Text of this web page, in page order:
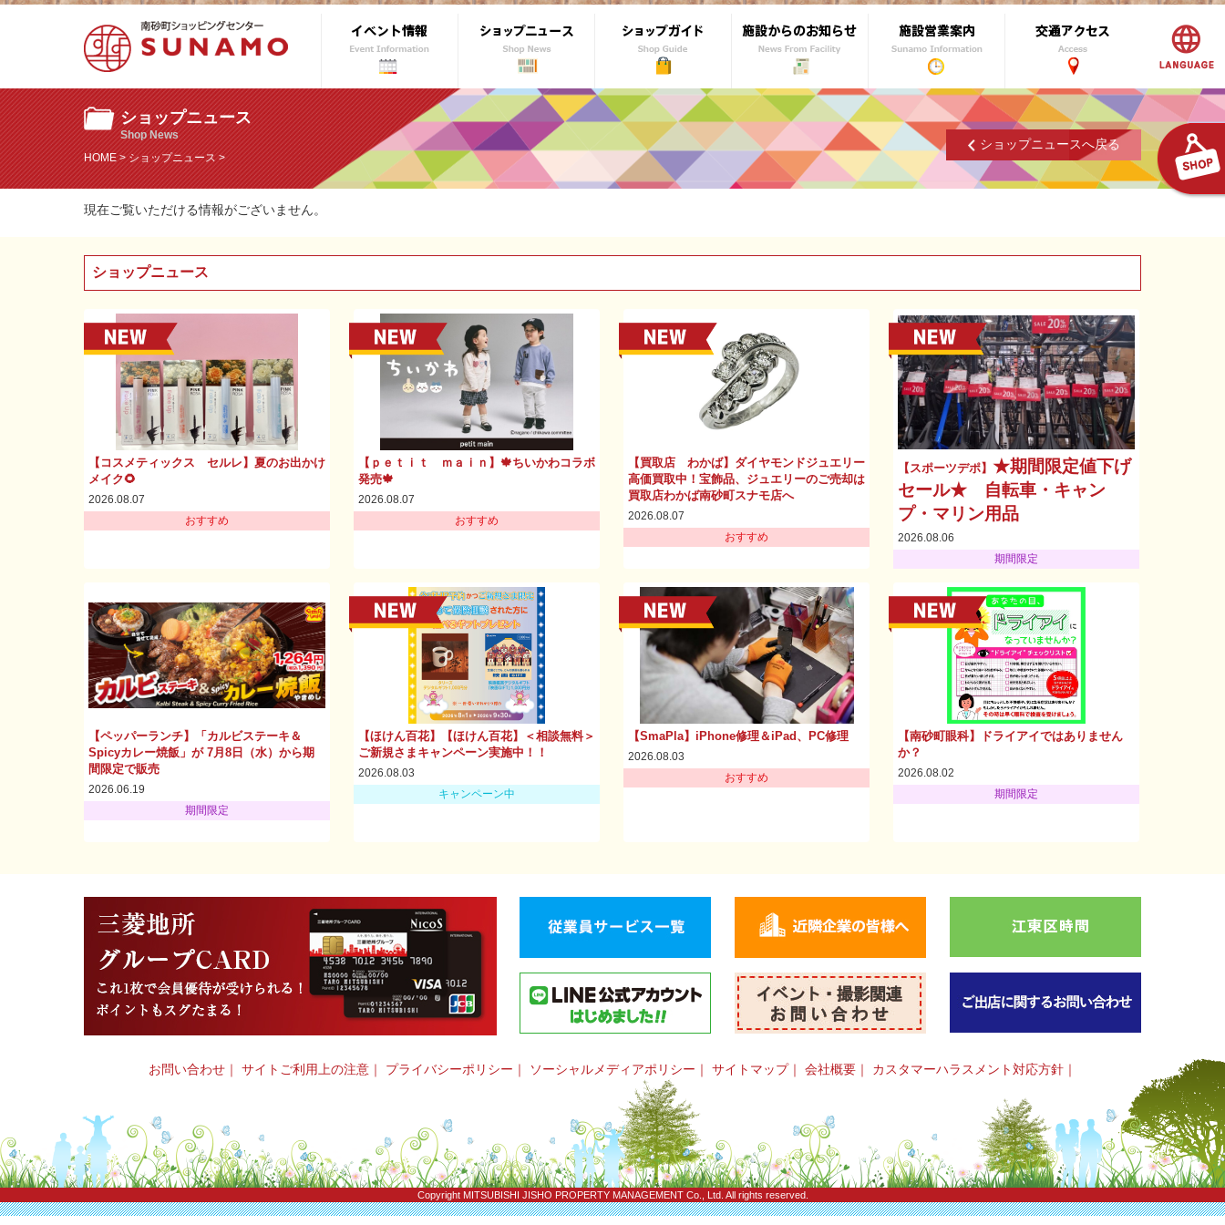
ショップニュース
Shop News
HOME>ショップニュース>
ショップニュースへ戻る
現在ご覧いただける情報がございません。
ショップニュース
【コスメティックス セルレ】夏のお出かけ
メイク🌻
2026.08.07
おすすめ
【ｐｅｔｉｔ ｍａｉｎ】🍁ちいかわコラボ
発売🍁
2026.08.07
おすすめ
【買取店 わかば】ダイヤモンドジュエリー
高価買取中！宝飾品、ジュエリーのご売却は
買取店わかば南砂町スナモ店へ
2026.08.07
おすすめ
【スポーツデポ】 ★期間限定値下げ
セール★ 自転車・キャン
プ・マリン用品
2026.08.06
期間限定
【ペッパーランチ】「カルビステーキ＆
Spicyカレー焼飯」が 7月8日（水）から期
間限定で販売
2026.06.19
期間限定
【ほけん百花】【ほけん百花】＜相談無料＞
ご新規さまキャンペーン実施中！！
2026.08.03
キャンペーン中
【SmaPla】iPhone修理＆iPad、PC修理
2026.08.03
おすすめ
【南砂町眼科】ドライアイではありません
か？
2026.08.02
期間限定
お問い合わせ ｜ サイトご利用上の注意 ｜ プライバシーポリシー ｜ ソーシャルメディアポリシー ｜ サイトマップ｜ 会社概要 ｜ カスタマーハラスメント対応方針 ｜
CopyrightMITSUBISHI JISHO PROPERTY MANAGEMENT Co., Ltd. All rights reserved.